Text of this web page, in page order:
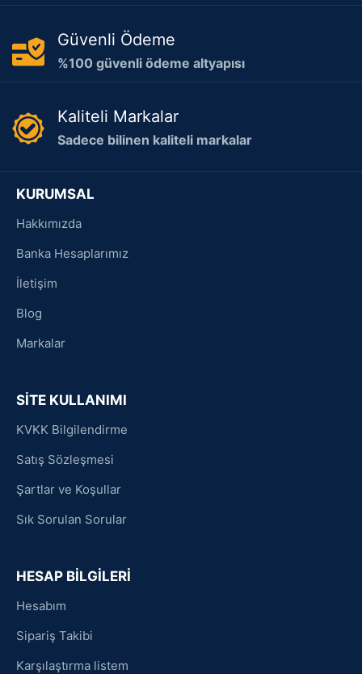
Güvenli Ödeme
%100 güvenli ödeme altyapısı
Kaliteli Markalar
Sadece bilinen kaliteli markalar
KURUMSAL
Hakkımızda
Banka Hesaplarımız
İletişim
Blog
Markalar
SİTE KULLANIMI
KVKK Bilgilendirme
Satış Sözleşmesi
Şartlar ve Koşullar
Sık Sorulan Sorular
HESAP BİLGİLERİ
Hesabım
Sipariş Takibi
Karşılaştırma listem